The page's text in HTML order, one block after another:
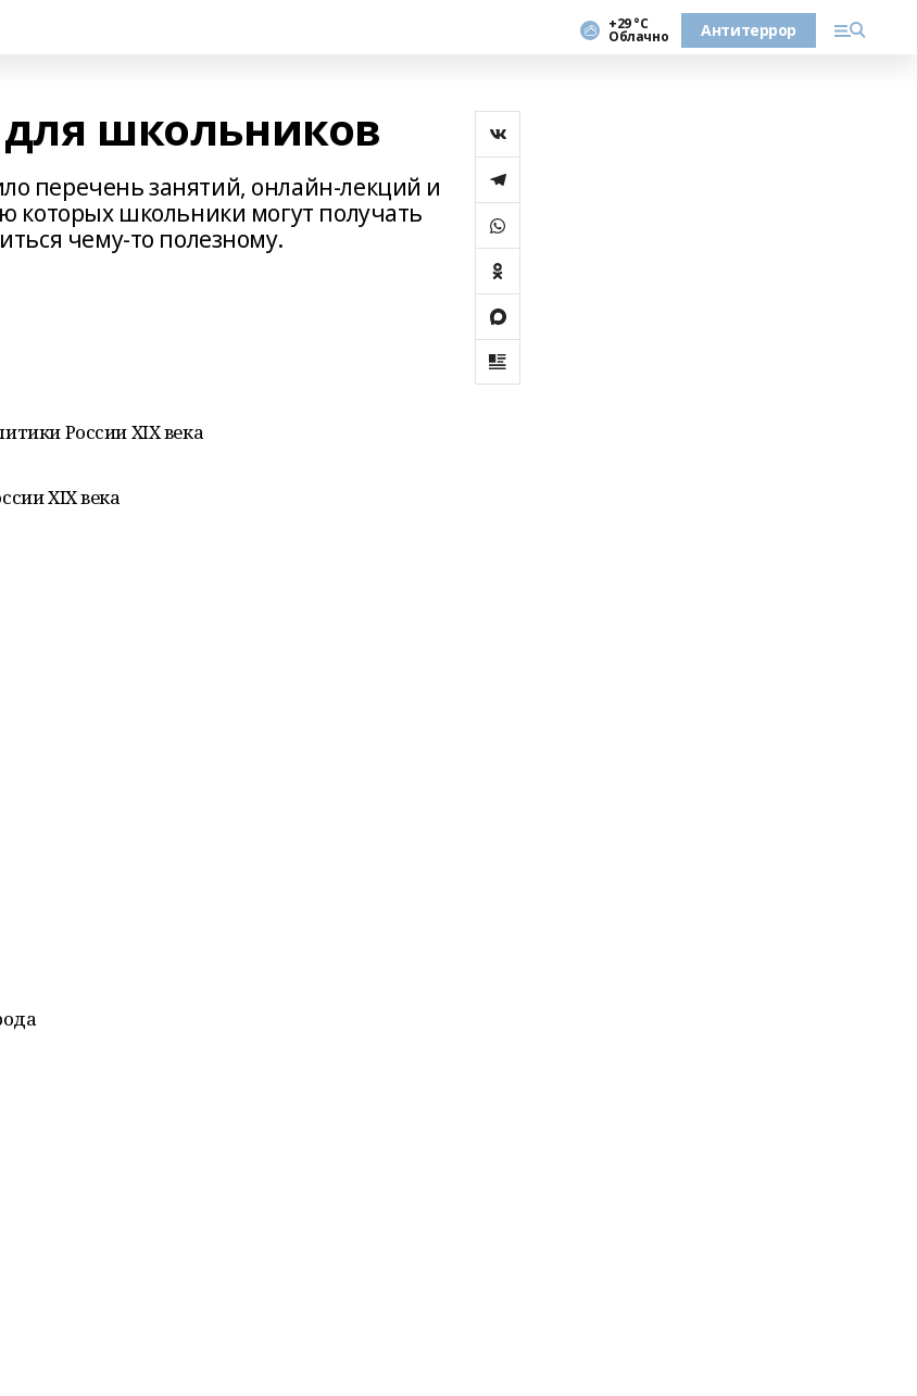
+29 °С
Облачно Антитеррор
школьников
перечень занятий, онлайн-лекций и
которых школьники могут получать
чему-то полезному.
России XIX века
XIX века